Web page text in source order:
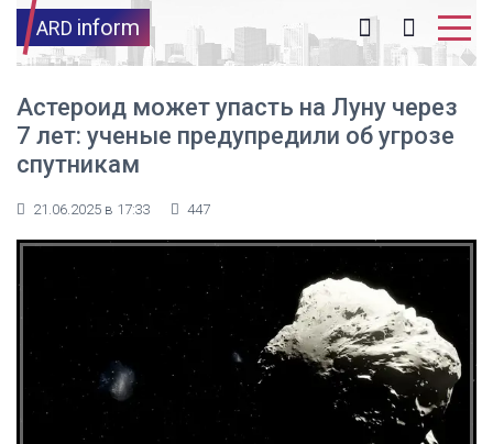
ARD inform
Астероид может упасть на Луну через
7 лет: ученые предупредили об угрозе
спутникам
21.06.2025 в 17:33 447